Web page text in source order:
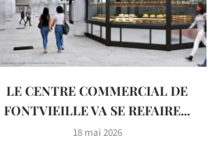
LE CENTRE COMMERCIAL DE
FONTVIEILLE VA SE REFAIRE...
18 mai 2026